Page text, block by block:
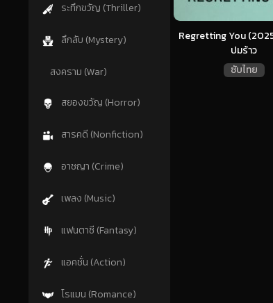
ระทึกขวัญ (Thriller)
ลึกลับ (Mystery)
สงคราม (War)
สยองขวัญ (Horror)
สารคดี (Nonfiction)
อาชญา (Crime)
เพลง (Music)
แฟนตาซี (Fantasy)
แอคชั่น (Action)
โรแมน (Romance)
Regretting You
ปมร้าว
ซับไทย